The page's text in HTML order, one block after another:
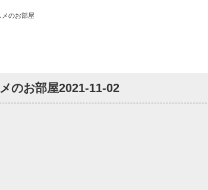
のお部屋
のお部屋2021-11-02